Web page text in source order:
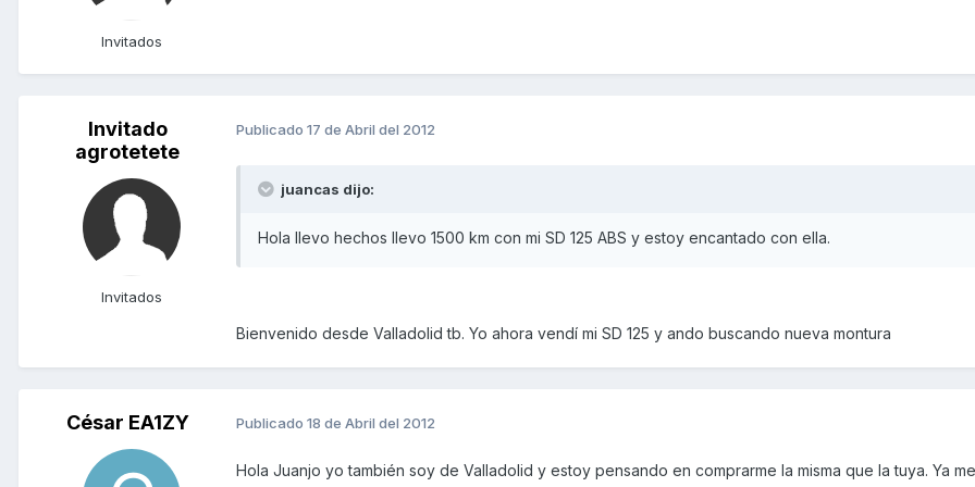
Invitados
Invitado
agrotetete
Invitados
Publicado 17 de Abril del 2012
juancas dijo:
Hola llevo hechos llevo 1500 km con mi SD 125 ABS y estoy encantado con ella.
Bienvenido desde Valladolid tb. Yo ahora vendí mi SD 125 y ando buscando nueva montura
César EA1ZY Publicado 18 de Abril del 2012
Hola Juanjo yo también soy de Valladolid y estoy pensando en comprarme la misma que la tuya. Ya